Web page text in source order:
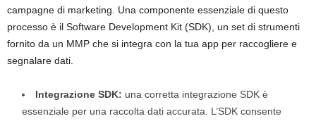
campagne di marketing. Una componente essenziale di questo
processo è il Software Development Kit (SDK), un set di strumenti
fornito da un MMP che si integra con la tua app per raccogliere e
segnalare dati.
Integrazione SDK: una corretta integrazione SDK è
essenziale per una raccolta dati accurata. L’SDK consente